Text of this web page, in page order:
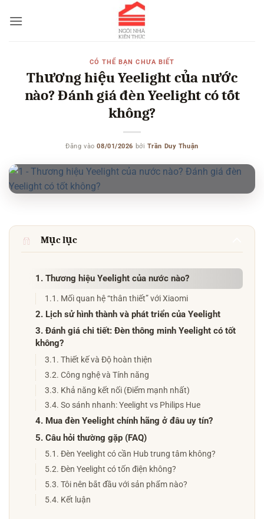
qua
CÓ THỂ BẠN CHƯA BIẾT
Thương hiệu Yeelight của nước
nào? Đánh giá đèn Yeelight có tốt
không?
Đăng vào08/01/2026 bởi Trần Duy Thuận
Mục lục
1. Thương hiệu Yeelight của nước nào?
1.1. Mối quan hệ “thân thiết” với Xiaomi
2. Lịch sử hình thành và phát triển của Yeelight
3. Đánh giá chi tiết: Đèn thông minh Yeelight có tốt
không?
3.1. Thiết kế và Độ hoàn thiện
3.2. Công nghệ và Tính năng
3.3. Khả năng kết nối (Điểm mạnh nhất)
3.4. So sánh nhanh: Yeelight vs Philips Hue
4. Mua đèn Yeelight chính hãng ở đâu uy tín?
5. Câu hỏi thường gặp (FAQ)
5.1. Đèn Yeelight có cần Hub trung tâm không?
5.2. Đèn Yeelight có tốn điện không?
5.3. Tôi nên bắt đầu với sản phẩm nào?
5.4. Kết luận